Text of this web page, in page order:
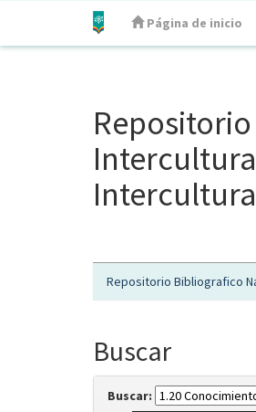
Página de inicio
Repositorio Bibliografico
Buscar
Buscar: